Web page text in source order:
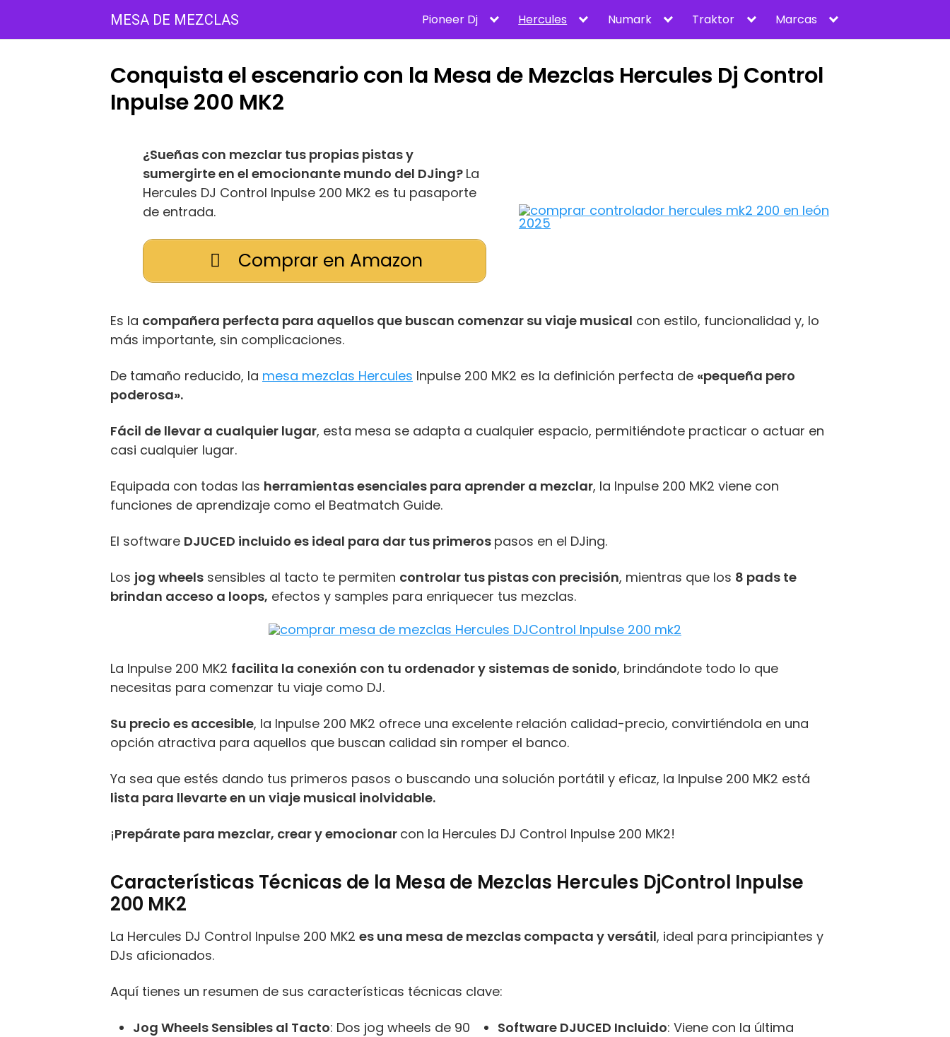
contenido
MESA DE MEZCLAS Pioneer Dj Hercules Numark Traktor Marcas
Conquista el escenario con la Mesa de Mezclas Hercules Dj Control
Inpulse 200 MK2
¿Sueñas con mezclar tus propias pistas y
sumergirte en el emocionante mundo del DJing? La
Hercules DJ Control Inpulse 200 MK2 es tu pasaporte
de entrada.
Comprar en Amazon
Es la compañera perfecta para aquellos que buscan comenzar su viaje musical con estilo, funcionalidad y, lo
más importante, sin complicaciones.
De tamaño reducido, la mesa mezclas Hercules Inpulse 200 MK2 es la definición perfecta de «pequeña pero
poderosa».
Fácil de llevar a cualquier lugar, esta mesa se adapta a cualquier espacio, permitiéndote practicar o actuar en
casi cualquier lugar.
Equipada con todas las herramientas esenciales para aprender a mezclar, la Inpulse 200 MK2 viene con
funciones de aprendizaje como el Beatmatch Guide.
El software DJUCED incluido es ideal para dar tus primeros pasos en el DJing.
Los jog wheels sensibles al tacto te permiten controlar tus pistas con precisión, mientras que los 8 pads te
brindan acceso a loops, efectos y samples para enriquecer tus mezclas.
La Inpulse 200 MK2 facilita la conexión con tu ordenador y sistemas de sonido, brindándote todo lo que
necesitas para comenzar tu viaje como DJ.
Su precio es accesible, la Inpulse 200 MK2 ofrece una excelente relación calidad-precio, convirtiéndola en una
opción atractiva para aquellos que buscan calidad sin romper el banco.
Ya sea que estés dando tus primeros pasos o buscando una solución portátil y eficaz, la Inpulse 200 MK2 está
lista para llevarte en un viaje musical inolvidable.
¡Prepárate para mezclar, crear y emocionar con la Hercules DJ Control Inpulse 200 MK2!
Características Técnicas de la Mesa de Mezclas Hercules DjControl Inpulse
200 MK2
La Hercules DJ Control Inpulse 200 MK2 es una mesa de mezclas compacta y versátil, ideal para principiantes y
DJs aficionados.
Aquí tienes un resumen de sus características técnicas clave:
Jog Wheels Sensibles al Tacto: Dos jog wheels de 90
Software DJUCED Incluido: Viene con la última